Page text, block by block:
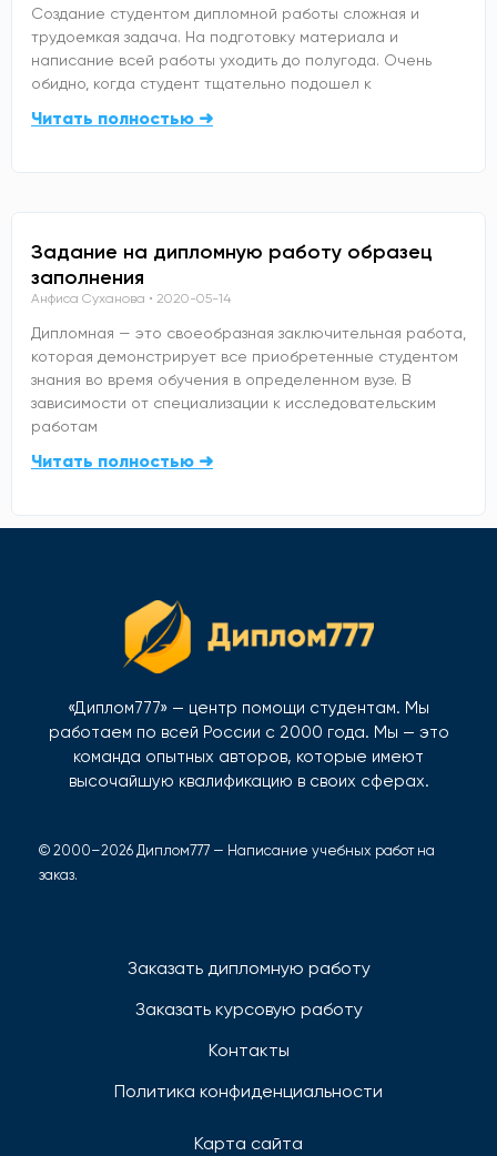
Создание студентом дипломной работы сложная и
трудоемкая задача. На подготовку материала и
написание всей работы уходить до полугода. Очень
обидно, когда студент тщательно подошел к
Читать полностью ➜
Задание на дипломную работу образец
заполнения
Анфиса Суханова 2020-05-14
Дипломная — это своеобразная заключительная работа,
которая демонстрирует все приобретенные студентом
знания во время обучения в определенном вузе. В
зависимости от специализации к исследовательским
работам
Читать полностью ➜
«Диплом777» — центр помощи студентам. Мы
работаем по всей России с 2000 года. Мы — это
команда опытных авторов, которые имеют
высочайшую квалификацию в своих сферах.
© 2000–2026 Диплом777 — Написание учебных работ на
заказ.
Заказать дипломную работу
Заказать курсовую работу
Контакты
Политика конфиденциальности
Карта сайта